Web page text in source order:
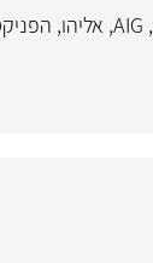
,
AIG
, אליהו,